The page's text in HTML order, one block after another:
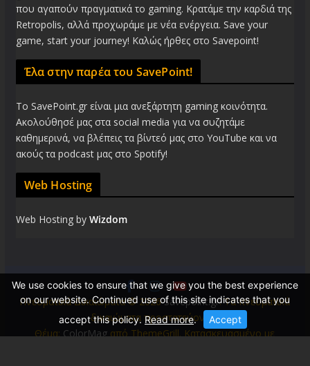
που αγαπούν πραγματικά το gaming. Κρατάμε την καρδιά της
Retropolis, αλλά προχωράμε με νέα ενέργεια. Save your
game, start your journey! Καλώς ήρθες στο Savepoint!
Έλα στην παρέα του SavePoint!
Το SavePoint.gr είναι μια ανεξάρτητη gaming κοινότητα.
Ακολούθησέ μας στα social media για να συζητάμε
καθημερινά, να βλέπεις τα βίντεό μας στο YouTube και να
ακούς τα podcast μας στο Spotify!
Web Hosting
Web Hosting by Wizdom
Πνευματικά Δικαιώματα © 2026Savepoint.gr. Τα πνευματικά
δικαιώματα προστατεύονται.
Θέμα:ColorMagαπό ThemeGrill. Κατασκευασμένο με
We use cookies to ensure that we give you the best experience
on our website. Continued use of this site indicates that you
accept this policy.Read more. Accept